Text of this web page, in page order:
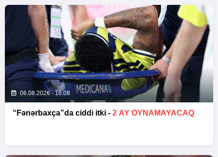
06.08.2026 - 16:08
“Fənərbaxça”da ciddi itki - 2 AY OYNAMAYACAQ